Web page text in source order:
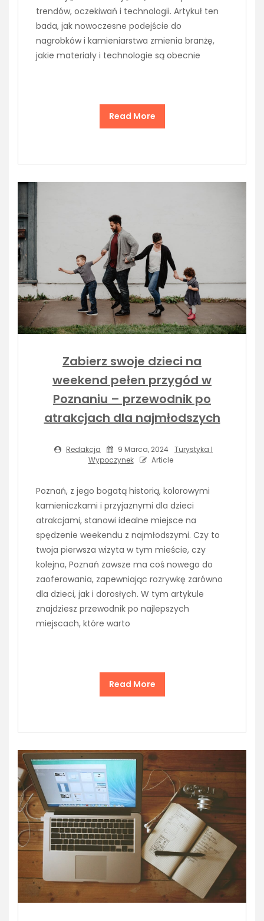
trendów, oczekiwań i technologii. Artykuł ten
bada, jak nowoczesne podejście do
nagrobków i kamieniarstwa zmienia branżę,
jakie materiały i technologie są obecnie
Read More
Zabierz swoje dzieci na
weekend pełen przygód w
Poznaniu – przewodnik po
atrakcjach dla najmłodszych
Redakcja 9 Marca, 2024 Turystyka I
Wypoczynek
Article
Poznań, z jego bogatą historią, kolorowymi
kamieniczkami i przyjaznymi dla dzieci
atrakcjami, stanowi idealne miejsce na
spędzenie weekendu z najmłodszymi. Czy to
twoja pierwsza wizyta w tym mieście, czy
kolejna, Poznań zawsze ma coś nowego do
zaoferowania, zapewniając rozrywkę zarówno
dla dzieci, jak i dorosłych. W tym artykule
znajdziesz przewodnik po najlepszych
miejscach, które warto
Read More